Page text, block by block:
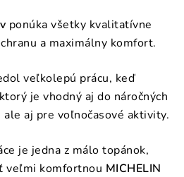
ponúka všetky kvalitatívne
a maximálny komfort.
veľkolepú prácu, keď
je vhodný aj do náročných
ale aj pre voľnočasové aktivity.
je jedna z málo topánok,
veľmi komfortnou MICHELIN